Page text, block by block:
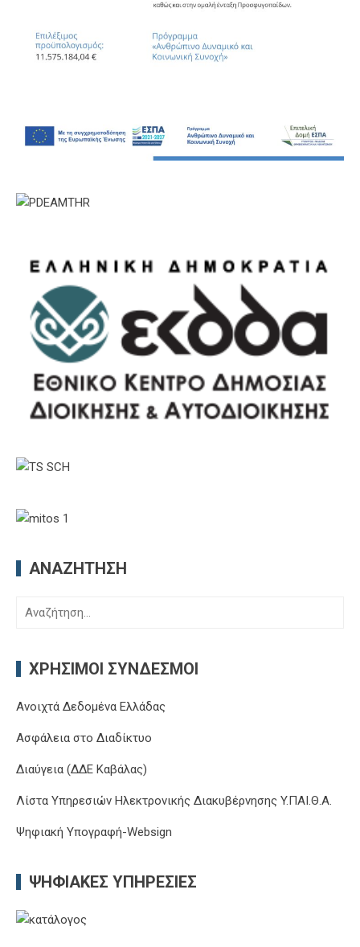
ΑΝΑΖΉΤΗΣΗ
Αναζήτηση
ΧΡΉΣΙΜΟΙ ΣΎΝΔΕΣΜΟΙ
Ανοιχτά Δεδομένα Ελλάδας
Ασφάλεια στο Διαδίκτυο
Διαύγεια (ΔΔΕ Καβάλας)
Λίστα Υπηρεσιών Ηλεκτρονικής Διακυβέρνησης Y.ΠΑΙ.Θ.Α.
Ψηφιακή Υπογραφή-Websign
ΨΗΦΙΑΚΈΣ ΥΠΗΡΕΣΊΕΣ